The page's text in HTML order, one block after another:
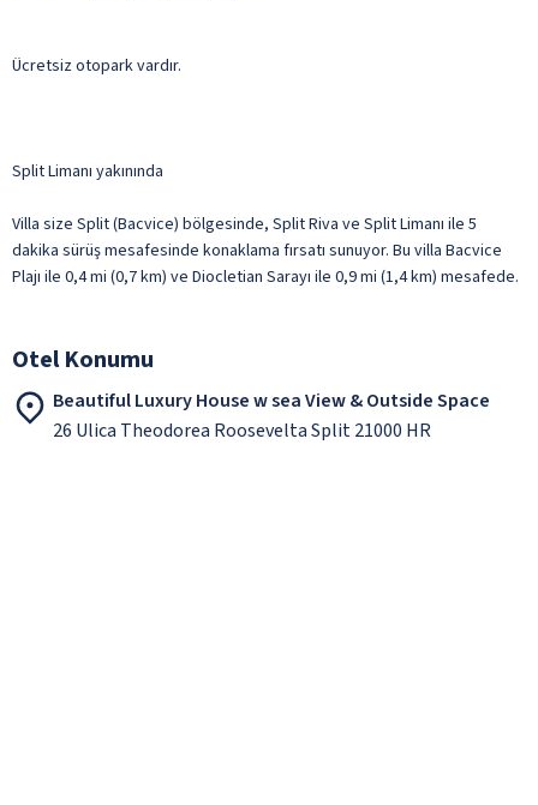
Ücretsiz otopark vardır.
Split Limanı yakınında
Villa size Split (Bacvice) bölgesinde, Split Riva ve Split Limanı ile 5
dakika sürüş mesafesinde konaklama fırsatı sunuyor. Bu villa Bacvice
Plajı ile 0,4 mi (0,7 km) ve Diocletian Sarayı ile 0,9 mi (1,4 km) mesafede.
Otel Konumu
Beautiful Luxury House w sea View & Outside Space
26 Ulica Theodorea Roosevelta Split 21000 HR